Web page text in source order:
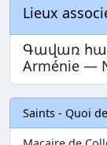
Lieux
Գավառ
Arménie —
Saints - Quoi